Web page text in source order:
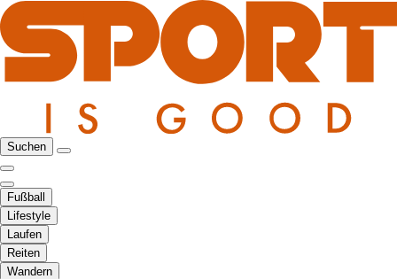
Suchen
Fußball
Lifestyle
Laufen
Reiten
Wandern